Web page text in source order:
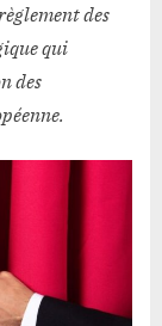
des
qui
des